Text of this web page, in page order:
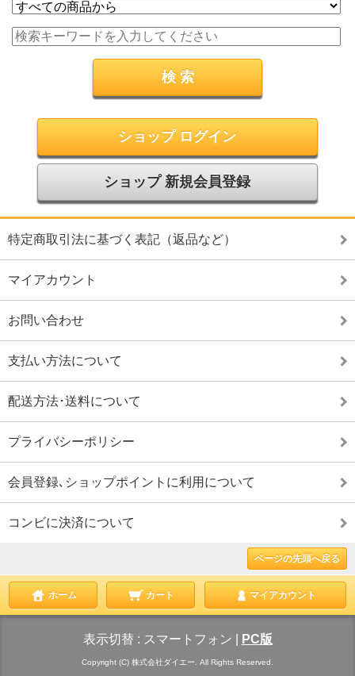
ショップ ログイン
ショップ 新規会員登録
特定商取引法に基づく表記（返品など）
マイアカウント
お問い合わせ
支払い方法について
配送方法･送料について
プライバシーポリシー
会員登録､ショップポイントに利用について
コンビに決済について
ページの先頭へ戻る
ホーム カート マイアカウント
表示切替 : スマートフォン PC版
Copyright (C) 株式会社ダイエー. All Rights Reserved.